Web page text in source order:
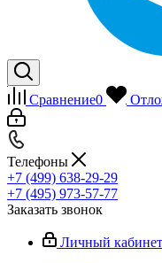
Сравнение0
Телефоны
+7 (499) 638-29-29
+7 (495) 973-57-77
Заказать звонок
Личный кабинет